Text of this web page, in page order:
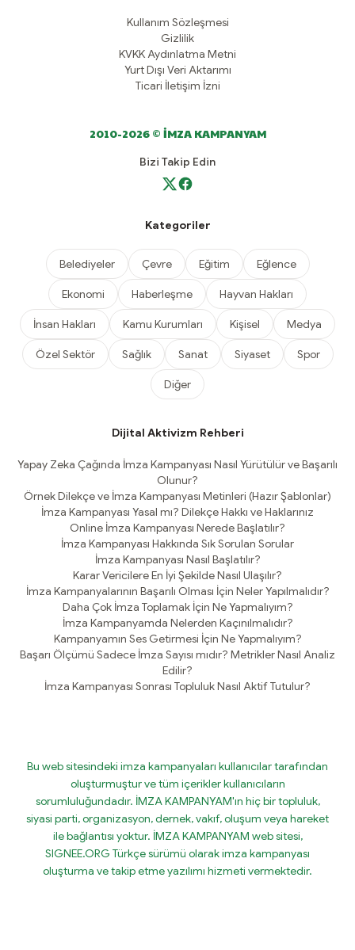
Kullanım Sözleşmesi
Gizlilik
KVKK Aydınlatma Metni
Yurt Dışı Veri Aktarımı
Ticari İletişim İzni
2010-2026 © İMZA KAMPANYAM
Bizi Takip Edin
Kategoriler
Belediyeler Çevre Eğitim Eğlence
Ekonomi Haberleşme Hayvan Hakları
İnsan Hakları Kamu Kurumları Kişisel Medya
Özel Sektör Sağlık Sanat Siyaset Spor
Diğer
Dijital Aktivizm Rehberi
Yapay Zeka Çağında İmza Kampanyası Nasıl Yürütülür ve Başarılı
Olunur?
Örnek Dilekçe ve İmza Kampanyası Metinleri (Hazır Şablonlar)
İmza Kampanyası Yasal mı? Dilekçe Hakkı ve Haklarınız
Online İmza Kampanyası Nerede Başlatılır?
İmza Kampanyası Hakkında Sık Sorulan Sorular
İmza Kampanyası Nasıl Başlatılır?
Karar Vericilere En İyi Şekilde Nasıl Ulaşılır?
İmza Kampanyalarının Başarılı Olması İçin Neler Yapılmalıdır?
Daha Çok İmza Toplamak İçin Ne Yapmalıyım?
İmza Kampanyamda Nelerden Kaçınılmalıdır?
Kampanyamın Ses Getirmesi İçin Ne Yapmalıyım?
Başarı Ölçümü Sadece İmza Sayısı mıdır? Metrikler Nasıl Analiz
Edilir?
İmza Kampanyası Sonrası Topluluk Nasıl Aktif Tutulur?
Bu web sitesindeki imza kampanyaları kullanıcılar tarafından
oluşturmuştur ve tüm içerikler kullanıcıların
sorumluluğundadır. İMZA KAMPANYAM'ın hiç bir topluluk,
siyasi parti, organizasyon, dernek, vakıf, oluşum veya hareket
ile bağlantısı yoktur. İMZA KAMPANYAM web sitesi,
SIGNEE.ORG Türkçe sürümü olarak imza kampanyası
oluşturma ve takip etme yazılımı hizmeti vermektedir.